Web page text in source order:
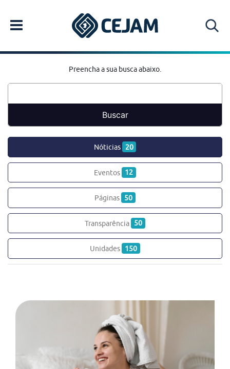
Preencha a sua busca abaixo.
Nóticias 20
Eventos 12
Páginas 50
Transparência 50
Unidades 150